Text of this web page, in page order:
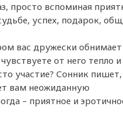
просто вспоминая
успех, подарок,
вас дружески обнимает
от него тепло и
участие? Сонник пишет,
вам неожиданную
– приятное и